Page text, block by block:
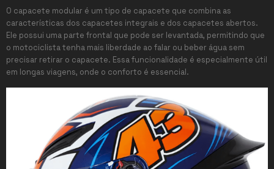
O capacete modular é um tipo de capacete que combina as
características dos capacetes integrais e dos capacetes abertos.
Ele possui uma parte frontal que pode ser levantada, permitindo que
o motociclista tenha mais liberdade ao falar ou beber água sem
precisar retirar o capacete. Essa funcionalidade é especialmente útil
em longas viagens, onde o conforto é essencial.